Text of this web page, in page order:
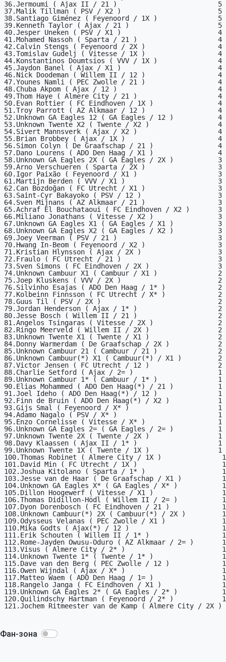
36.Jermoumi ( Ajax II / 21 )                         5
37.Malik Tillman ( PSV / X2 )                        5
38.Santiago Giménez ( Feyenoord / 1X )               5
39.Kenneth Taylor ( Ajax / 21 )                      5
40.Jesper Uneken ( PSV / X1 )                        4
41.Mohamed Nassoh ( Sparta / 21 )                    4
42.Calvin Stengs ( Feyenoord / 2X )                  4
43.Tomislav Gudelj ( Vitesse / 1X )                  4
44.Konstantinos Doumtsios ( VVV / 1X )               4
45.Jaydon Banel ( Ajax / X1 )                        4
46.Nick Doodeman ( Willem II / 12 )                  4
47.Younes Namli ( PEC Zwolle / 21 )                  4
48.Chuba Akpom ( Ajax / 12 )                         4
49.Thom Haye ( Almere City / 21 )                    4
50.Evan Rottier ( FC Eindhoven / 1X )                4
51.Troy Parrott ( AZ Alkmaar / 12 )                  4
52.Unknown GA Eagles 12 ( GA Eagles / 12 )           4
53.Unknown Twente X2 ( Twente / X2 )                 4
54.Sivert Mannsverk ( Ajax / X2 )                    4
55.Brian Brobbey ( Ajax / 1X )                       4
56.Simon Colyn ( De Graafschap / 21 )                4
57.Dano Lourens ( ADO Den Haag / X1 )                4
58.Unknown GA Eagles 2X ( GA Eagles / 2X )           3
59.Arno Verschueren ( Sparta / 2X )                  3
60.Igor Paixão ( Feyenoord / X1 )                    3
61.Martijn Berden ( VVV / X1 )                       3
62.Can Bozdoğan ( FC Utrecht / X1 )                  3
63.Saint-Cyr Bakayoko ( PSV / 12 )                   3
64.Sven Mijnans ( AZ Alkmaar / 21 )                  3
65.Achraf El Bouchataoui ( FC Eindhoven / X2 )       3
66.Miliano Jonathans ( Vitesse / X2 )                3
67.Unknown GA Eagles X1 ( GA Eagles / X1 )           3
68.Unknown GA Eagles X2 ( GA Eagles / X2 )           3
69.Joey Veerman ( PSV / 21 )                         3
70.Hwang In-Beom ( Feyenoord / X2 )                  3
71.Kristian Hlynsson ( Ajax / 2X )                   3
72.Fraulo ( FC Utrecht / 21 )                        3
73.Sven Simons ( FC Eindhoven / 2X )                 3
74.Unknown Cambuur X1 ( Cambuur / X1 )               2
75.Joep Kluskens ( VVV / 2X )                        2
76.Silvinho Esajas ( ADO Den Haag / 1* )             2
77.Kolbeinn Finnsson ( FC Utrecht / X* )             2
78.Guus Til ( PSV / 2X )                             2
79.Jordan Henderson ( Ajax / 1* )                    2
80.Jesse Bosch ( Willem II / 21 )                    2
81.Angelos Tsingaras ( Vitesse / 2X )                2
82.Ringo Meerveld ( Willem II / 2X )                 2
83.Unknown Twente X1 ( Twente / X1 )                 2
84.Donny Warmerdam ( De Graafschap / 2X )            2
85.Unknown Cambuur 21 ( Cambuur / 21 )               2
86.Unknown Cambuur(*) X1 ( Cambuur(*) / X1 )         2
87.Victor Jensen ( FC Utrecht / 12 )                 2
88.Charlie Setford ( Ajax / 2= )                     1
89.Unknown Cambuur 1* ( Cambuur / 1* )               1
90.Elias Mohammed ( ADO Den Haag(*) / 21 )           1
91.Joel Ideho ( ADO Den Haag(*) / 12 )               1
92.Finn de Bruin ( ADO Den Haag(*) / X2 )            1
93.Gijs Smal ( Feyenoord / X* )                      1
94.Adamo Nagalo ( PSV / X* )                         1
95.Enzo Cornelisse ( Vitesse / X* )                  1
96.Unknown GA Eagles 2= ( GA Eagles / 2= )           1
97.Unknown Twente 2X ( Twente / 2X )                 1
98.Davy Klaassen ( Ajax II / 1* )                    1
99.Unknown Twente 1X ( Twente / 1X )                 1
100.Thomas Robinet ( Almere City / 1X )               1
101.David Min ( FC Utrecht / 1X )                     1
102.Joshua Kitolano ( Sparta / 1* )                   1
103.Jesse van de Haar ( De Graafschap / X1 )          1
104.Unknown GA Eagles X* ( GA Eagles / X* )           1
105.Dillon Hoogewerf ( Vitesse / X1 )                 1
106.Thomas Didillon-Hödl ( Willem II / 2= )           1
107.Dyon Dorenbosch ( FC Eindhoven / 21 )             1
108.Unknown Cambuur(*) 2X ( Cambuur(*) / 2X )         1
109.Odysseus Velanas ( PEC Zwolle / X1 )              1
110.Mika Godts ( Ajax(*) / 12 )                       1
111.Erik Schouten ( Willem II / 1* )                  1
112.Rome-Jayden Owusu-Oduro ( AZ Alkmaar / 2= )       1
113.Visus ( Almere City / 2* )                        1
114.Unknown Twente 1* ( Twente / 1* )                 1
115.Dave van den Berg ( PEC Zwolle / 12 )             1
116.Owen Wijndal ( Ajax / X* )                        1
117.Matteo Waem ( ADO Den Haag / 1= )                 1
118.Rangelo Janga ( FC Eindhoven / X1 )               1
119.Unknown GA Eagles 2* ( GA Eagles / 2* )           1
120.Quilindschy Hartman ( Feyenoord / 2* )            1
121.Jochem Ritmeester van de Kamp ( Almere City / 2X
Фан-зона